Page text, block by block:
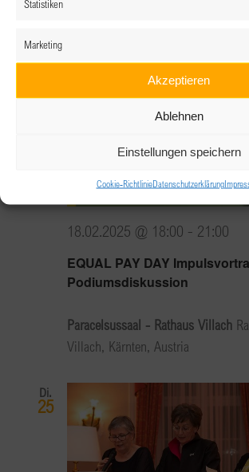
Statistiken
Marketing
Akzeptieren
Ablehnen
Einstellungen speichern
Cookie-RichtlinieDatenschutzerklärung
EQUAL PAY DAY
Podiumsdiskussion
18.02.2025 @ 18:00 - 21:00
Paracelsussaal - Rathaus Villach
Villach, Kärnten, Austria
Di.
25